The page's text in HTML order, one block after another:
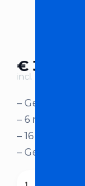
€ 30,00
incl. BTW
–
– 6 mono en
– 16 unieke
–